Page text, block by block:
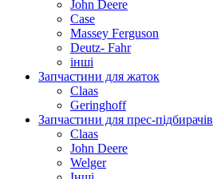
John Deere
Case
Massey Ferguson
Deutz- Fahr
інші
Запчастини для жаток
Claas
Geringhoff
Запчастини для прес-підбирачів
Claas
John Deere
Welger